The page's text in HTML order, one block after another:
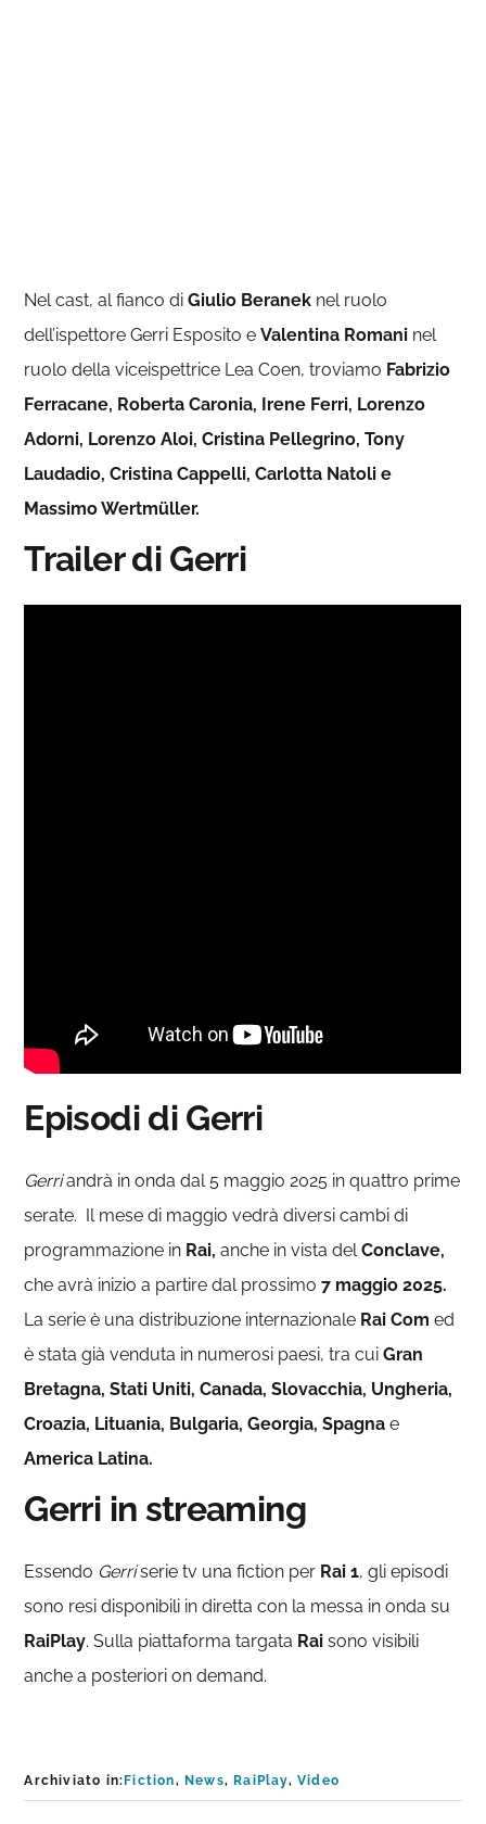
Nel cast, al fianco diGiulio Beranek nel ruolo
dell’ispettore Gerri Esposito e Valentina Romani nel
ruolo della viceispettrice Lea Coen, troviamo Fabrizio
Ferracane, Roberta Caronia, Irene Ferri, Lorenzo
Adorni, Lorenzo Aloi, Cristina Pellegrino, Tony
Laudadio, Cristina Cappelli, Carlotta Natoli e
Massimo Wertmüller.
Trailer di Gerri
Episodi di Gerri
Gerriandrà in onda dal 5 maggio 2025 in quattro prime
serate. Il mese di maggio vedrà diversi cambi di
programmazione in Rai, anche in vista delConclave,
che avrà inizio a partire dal prossimo7 maggio 2025.
La serie è una distribuzione internazionale Rai Com ed
è stata già venduta in numerosi paesi, tra cuiGran
Bretagna, Stati Uniti, Canada, Slovacchia, Ungheria,
Croazia, Lituania, Bulgaria, Georgia, Spagnae
America Latina.
Gerri in streaming
Essendo Gerriserie tv una fiction per Rai 1, gli episodi
sono resi disponibili in diretta con la messa in onda su
RaiPlay. Sulla piattaforma targata Rai sono visibili
anche a posteriori on demand.
Archiviato in: Fiction, News, RaiPlay,Video